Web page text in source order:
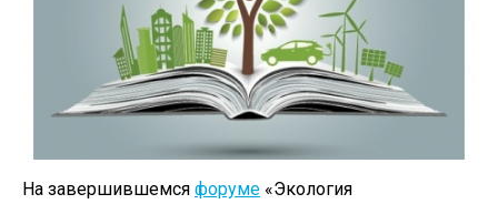
На завершившемся форуме «Экология